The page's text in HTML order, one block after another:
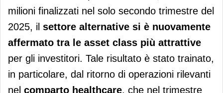
milioni finalizzati nel solo secondo trimestre del
2025, il settore alternative si è nuovamente
affermato tra le asset class più attrattive
per gli investitori. Tale risultato è stato trainato,
in particolare, dal ritorno di operazioni rilevanti
nel comparto healthcare, che nel trimestre